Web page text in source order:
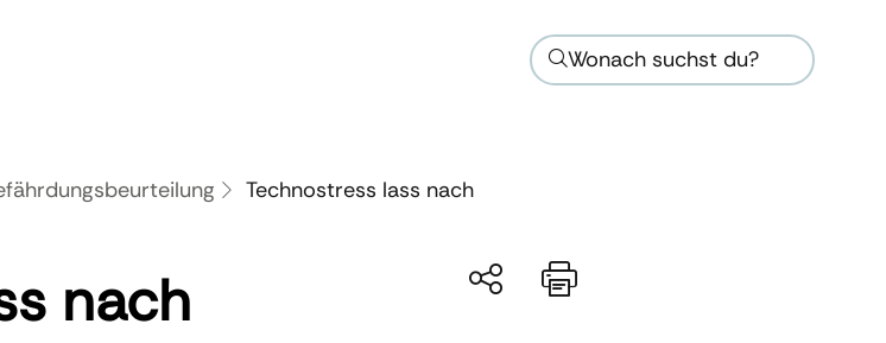
Wonach suchst du?
Technostress lass nach
nach